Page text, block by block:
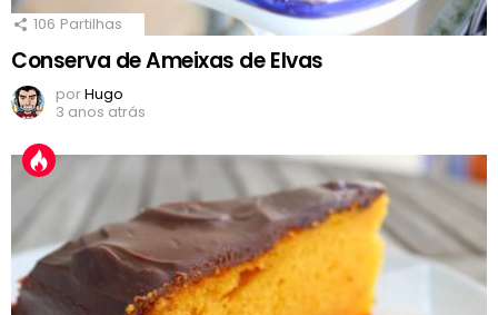
106 Partilhas
Conserva de Ameixas de Elvas
porHugo
3 anos atrás